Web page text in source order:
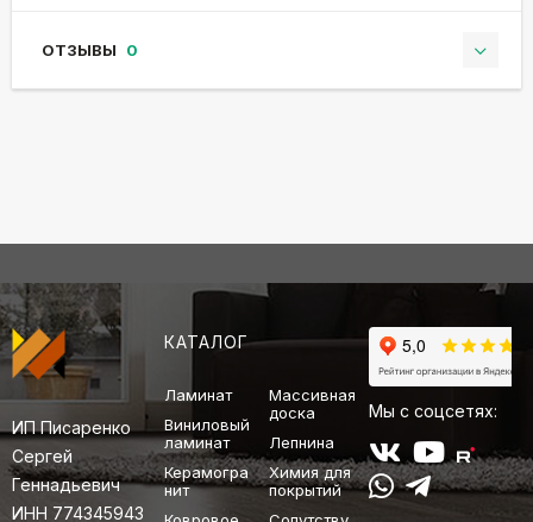
ОТЗЫВЫ 0
ИП Писаренко
Сергей
Геннадьевич
ИНН 774345943
КАТАЛОГ
Ламинат
Виниловый
ламинат
Керамогра
нит
Массивная
доска
Лепнина
Химия для
покрытий
Мы с соцсетях: